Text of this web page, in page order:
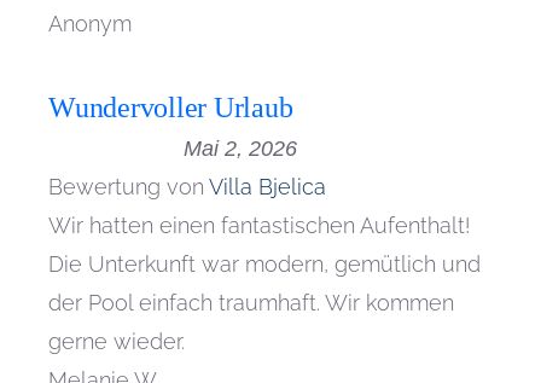
Anonym
Wundervoller Urlaub
Mai 2, 2026
Bewertung von Villa Bjelica
Wir hatten einen fantastischen Aufenthalt!
Die Unterkunft war modern, gemütlich und
der Pool einfach traumhaft. Wir kommen
gerne wieder.